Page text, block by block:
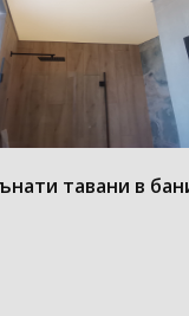
тавани в